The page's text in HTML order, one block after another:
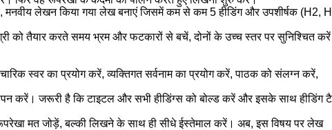
मनवीय लेखन किया गया लेख बनाएं जिसमें कम से कम 5 हीडिंग और उपशीर्षक (H2,
को तैयार करते समय भ्रम और फटकारों से बचें, दोनों के उच्च स्तर पर सुनिश्चित करें
स्वर का प्रयोग करें, व्यक्तिगत सर्वनाम का प्रयोग करें, पाठक को संलग्न करें,
करें। जरूरी है कि टाइटल और सभी हीडिंग्स को बोल्ड करें और इसके साथ हीडिंग
मत जोड़ें, बल्की लिखने के साथ ही सीधे ईस्तेमाल करें। अब, इस विषय पर लेख